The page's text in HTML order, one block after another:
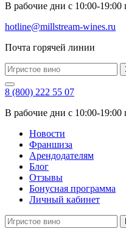
В рабочие дни с 10:00-
hotline@millstream-wines.ru
Почта горячей линии
8 (800) 222 55 07
В рабочие дни с 10:00-
Новости
Франшиза
Арендодателям
Блог
Отзывы
Бонусная программа
Личный кабинет